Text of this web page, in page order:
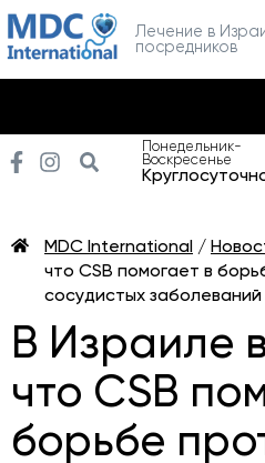
Лечение в
посредников
Понедельник-
Воскресенье
MDC International /
что CSB помогает в
сосудистых заболеваний
В Израиле
что CSB
борьбе